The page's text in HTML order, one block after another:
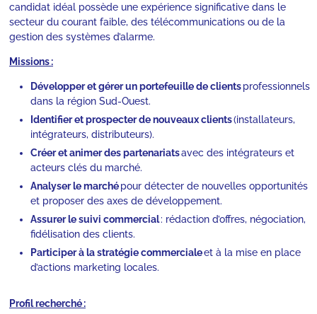
candidat idéal possède une expérience significative dans le
secteur du courant faible, des télécommunications ou de la
gestion des systèmes d’alarme.
Missions :
Développer et gérer un portefeuille de clientsprofessionnels
dans la région Sud-Ouest.
Identifier et prospecter de nouveaux clients(installateurs,
intégrateurs, distributeurs).
Créer et animer des partenariatsavec des intégrateurs et
acteurs clés du marché.
Analyser le marchépour détecter de nouvelles opportunités
et proposer des axes de développement.
Assurer le suivi commercial: rédaction d’offres, négociation,
fidélisation des clients.
Participer à la stratégie commercialeet à la mise en place
d’actions marketing locales.
Profil recherché :